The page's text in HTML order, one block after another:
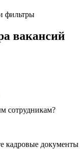
фильтры
вакансий
сотрудникам?
кадровые